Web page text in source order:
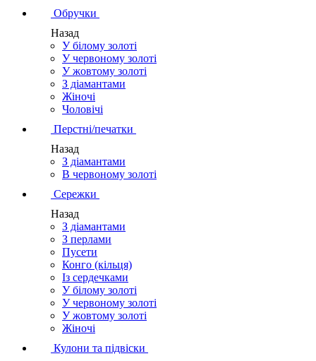
Обручки
Назад
У білому золоті
У червоному золоті
У жовтому золоті
З діамантами
Жіночі
Чоловічі
Перстні/печатки
Назад
З діамантами
В червоному золоті
Сережки
Назад
З діамантами
З перлами
Пусети
Конго (кільця)
Із сердечками
У білому золоті
У червоному золоті
У жовтому золоті
Жіночі
Кулони та підвіски